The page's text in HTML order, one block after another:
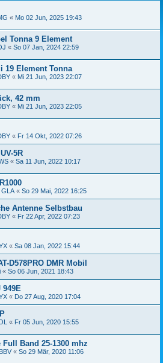
« Mo 02 Jun, 2025 19:43
Tonna 9 Element
« So 07 Jan, 2024 22:59
19 Element Tonna
« Mi 21 Jun, 2023 22:07
42 mm
« Mi 21 Jun, 2023 22:05
« Fr 14 Okt, 2022 07:26
5R
« Sa 11 Jun, 2022 10:17
GLA « So 29 Mai, 2022 16:25
Antenne Selbstbau
« Fr 22 Apr, 2022 07:23
« Sa 08 Jan, 2022 15:44
D578PRO DMR Mobil
« So 06 Jun, 2021 18:43
« Do 27 Aug, 2020 17:04
« Fr 05 Jun, 2020 15:55
Band 25-1300 mhz
« So 29 Mär, 2020 11:06